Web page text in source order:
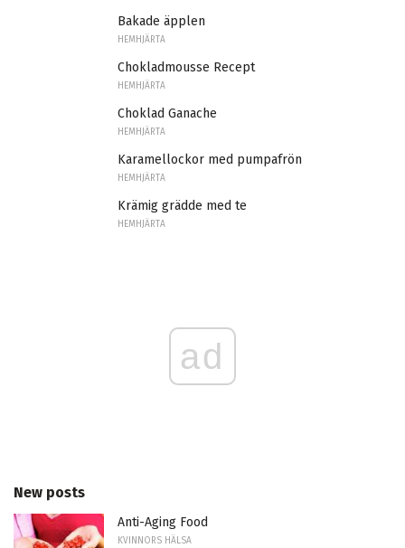
Bakade äpplen
HEMHJÄRTA
Chokladmousse Recept
HEMHJÄRTA
Choklad Ganache
HEMHJÄRTA
Karamellockor med pumpafrön
HEMHJÄRTA
Krämig grädde med te
HEMHJÄRTA
ad
New posts
Anti-Aging Food
KVINNORS HÄLSA